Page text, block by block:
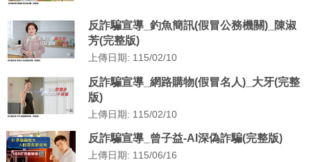
反詐騙宣導_釣魚簡訊(假冒公務機關)_陳淑
芳(完整版)
上傳日期: 115/02/10
反詐騙宣導_網路購物(假冒名人)_大牙(完整
版)
上傳日期: 115/02/10
反詐騙宣導_曾子益-AI深偽詐騙(完整版)
上傳日期: 115/06/16